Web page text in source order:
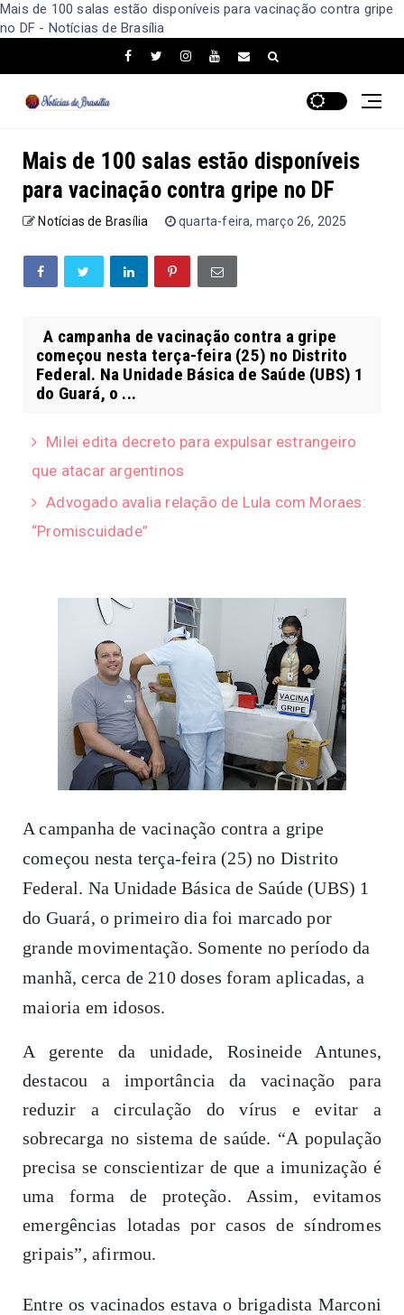
Mais de 100 salas estão disponíveis para vacinação contra gripe
no DF - Notícias de Brasília
Mais de 100 salas estão disponíveis
para vacinação contra gripe no DF
Notícias de Brasília quarta-feira, março 26, 2025
A campanha de vacinação contra a gripe
começou nesta terça-feira (25) no Distrito
Federal. Na Unidade Básica de Saúde (UBS) 1
do Guará, o ...
Milei edita decreto para expulsar estrangeiro
que atacar argentinos
Advogado avalia relação de Lula com Moraes:
“Promiscuidade”
A campanha de vacinação contra a gripe
começou nesta terça-feira (25) no Distrito
Federal. Na Unidade Básica de Saúde (UBS) 1
do Guará, o primeiro dia foi marcado por
grande movimentação. Somente no período da
manhã, cerca de 210 doses foram aplicadas, a
maioria em idosos.
A gerente da unidade, Rosineide Antunes,
destacou a importância da vacinação para
reduzir a circulação do vírus e evitar a
sobrecarga no sistema de saúde. “A população
precisa se conscientizar de que a imunização é
uma forma de proteção. Assim, evitamos
emergências lotadas por casos de síndromes
gripais”, afirmou.
Entre os vacinados estava o brigadista Marconi